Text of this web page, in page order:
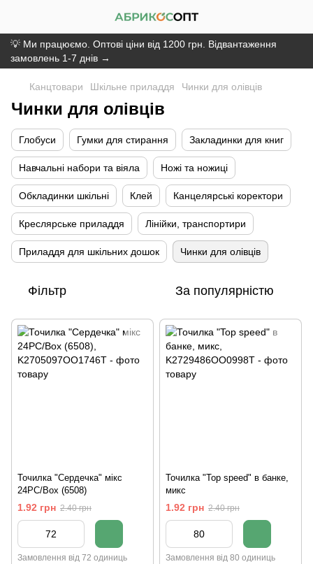
💡 Ми працюємо. Оптові ціни від 1200 грн. Відвантаження
замовлень 1-7 днів →
Канцтовари Шкільне приладдя Чинки для олівців
Чинки для олівців
Глобуси Гумки для стирання Закладинки для книг
Навчальні набори та віяла Ножі та ножиці
Обкладинки шкільні Клей Канцелярські коректори
Креслярське приладдя Лінійки, транспортири
Приладдя для шкільних дошок Чинки для олівців
Фільтр За популярністю
Точилка "Сердечка" мікс
24PC/Box (6508)
1.92 грн 2.40 грн
Замовлення від 72 одиниць
Точилка "Top speed" в банке,
микс
1.92 грн 2.40 грн
Замовлення від 80 одиниць